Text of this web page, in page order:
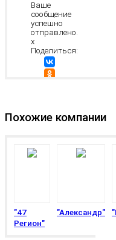
Ваше
сообщение
успешно
отправлено.
x
Поделиться:
Похожие компании
"47
Регион"
"Александр"